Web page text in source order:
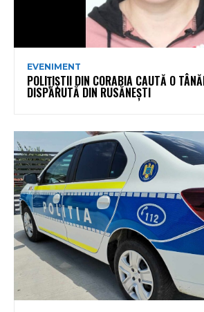
EVENIMENT
POLIȚIȘTII DIN CORABIA CAUTĂ O
DISPĂRUTĂ DIN RUSĂNEȘTI